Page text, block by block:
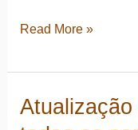
Atualização
de
Read More »